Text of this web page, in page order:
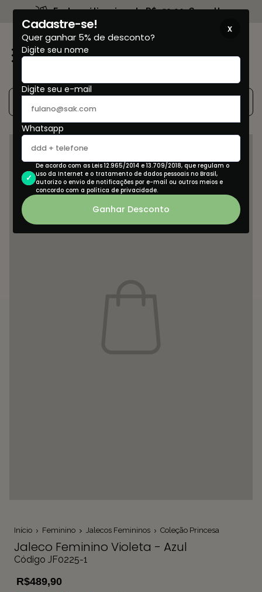
Frete grátis acima de R$459,90. Consulte
Início Feminino Jalecos Femininos Coleção Princesa
Jaleco Feminino Violeta - Azul
Código JF0225-1
R$489,90
x
Cadastre-se!
Quer ganhar 5% de desconto?
Digite seu nome
Digite seu e-mail
Whatsapp
De acordo com as Leis 12.965/2014 e 13.709/2018, que regulam o
uso da Internet e o tratamento de dados pessoais no Brasil,
autorizo o envio de notificações por e-mail ou outros meios e
concordo com a política de privacidade.
Ganhar Desconto